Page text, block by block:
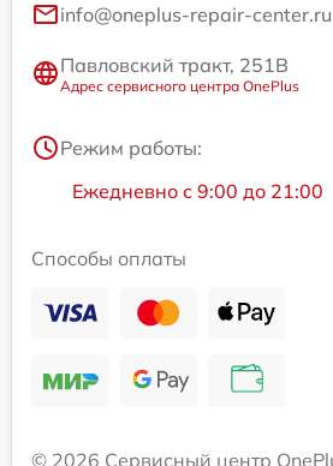
info@oneplus-repair-center.ru
Павловский тракт, 251В
Адрес сервисного центра OnePlus
Режим работы:
Ежедневно с 9:00 до 21:00
Способы оплаты
© 2026 Сервисный центр